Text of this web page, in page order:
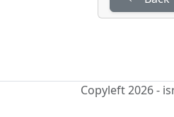
Copyleft 2026 -